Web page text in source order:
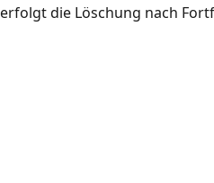
die Löschung nach